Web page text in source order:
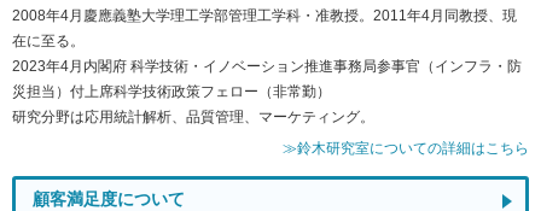
2008年4月慶應義塾大学理工学部管理工学科・准教授。2011年4月同教授、現
在に至る。
2023年4月内閣府 科学技術・イノベーション推進事務局参事官（インフラ・防
災担当）付上席科学技術政策フェロー（非常勤）
研究分野は応用統計解析、品質管理、マーケティング。
≫鈴木研究室についての詳細はこちら
顧客満足度について